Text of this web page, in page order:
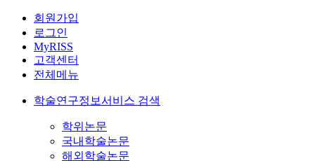
회원가입
로그인
MyRISS
고객센터
전체메뉴
학술연구정보서비스 검색
학위논문
국내학술논문
해외학술논문